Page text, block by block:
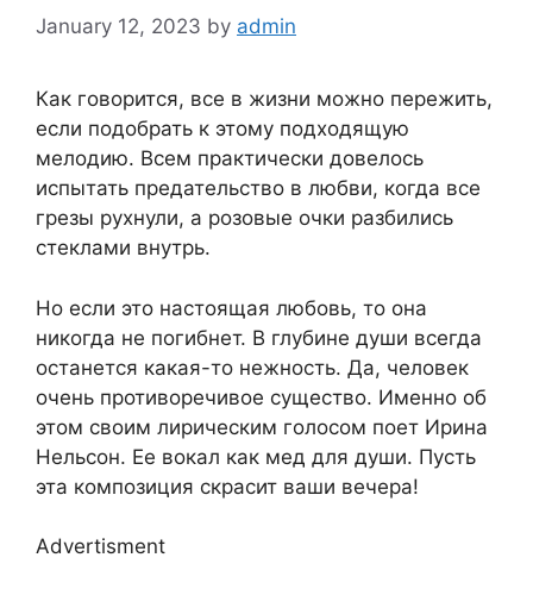
January 12, 2023 by admin
Как говорится, все в жизни можно пережить,
если подобрать к этому подходящую
мелодию. Всем практически довелось
испытать предательство в любви, когда все
грезы рухнули, а розовые очки разбились
стеклами внутрь.
Но если это настоящая любовь, то она
никогда не погибнет. В глубине души всегда
останется какая-то нежность. Да, человек
очень противоречивое существо. Именно об
этом своим лирическим голосом поет Ирина
Нельсон. Ее вокал как мед для души. Пусть
эта композиция скрасит ваши вечера!
Advertisment